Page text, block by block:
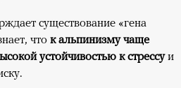
существование «гена
что к альпинизму чаще
устойчивостью к стрессуи